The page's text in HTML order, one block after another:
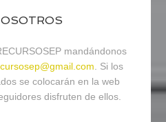
mandándonos
. Si los
se colocarán en la web
disfruten de ellos.